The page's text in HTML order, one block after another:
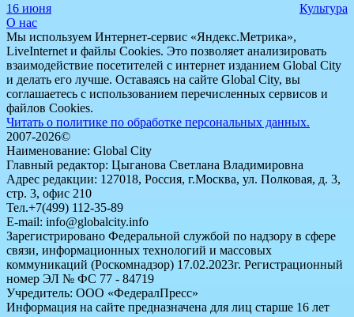
16 июня
Культура
О нас
Мы используем Интернет-сервис «Яндекс.Метрика»,
LiveInternet и файлы Cookies. Это позволяет анализировать
взаимодействие посетителей с интернет изданием Global City
и делать его лучше. Оставаясь на сайте Global City, вы
соглашаетесь с использованием перечисленных сервисов и
файлов Cookies.
Читать о политике по обработке персональных данных.
2007-2026©
Наименование: Global City
Главный редактор: Цыганова Светлана Владимировна
Адрес редакции: 127018, Россия, г.Москва, ул. Полковая, д. 3,
стр. 3, офис 210
Тел.+7(499) 112-35-89
E-mail: info@globalcity.info
Зарегистрировано Федеральной службой по надзору в сфере
связи, информационных технологий и массовых
коммуникаций (Роскомнадзор) 17.02.2023г. Регистрационный
номер ЭЛ № ФС 77 - 84719
Учредитель: ООО «ФедералПресс»
Информация на сайте предназначена для лиц старше 16 лет